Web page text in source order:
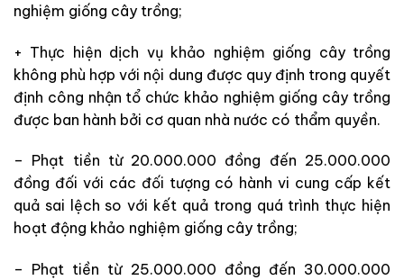
nghiệm giống cây trồng;
+ Thực hiện dịch vụ khảo nghiệm giống cây trồng
không phù hợp với nội dung được quy định trong quyết
định công nhận tổ chức khảo nghiệm giống cây trồng
được ban hành bởi cơ quan nhà nước có thẩm quyền.
– Phạt tiền từ 20.000.000 đồng đến 25.000.000
đồng đối với các đối tượng có hành vi cung cấp kết
quả sai lệch so với kết quả trong quá trình thực hiện
hoạt động khảo nghiệm giống cây trồng;
– Phạt tiền từ 25.000.000 đồng đến 30.000.000